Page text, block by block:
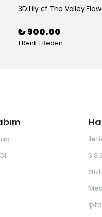
3D Lily of The Valley
₺ 900.00
1 Renk 1 Beden
S.S.S